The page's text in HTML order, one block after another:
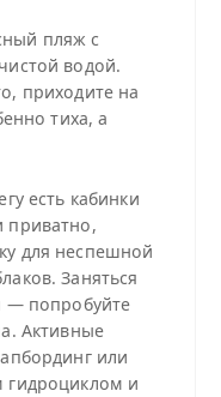
пляж с
водой.
приходите на
тиха, а
есть кабинки
приватно,
для неспешной
Заняться
— попробуйте
Активные
или
гидроциклом и